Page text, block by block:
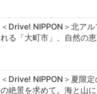
＜Drive! NIPPON＞北ア
れる「大町市」、自然の
＜Drive! NIPPON＞夏限定
の絶景を求めて。海と山